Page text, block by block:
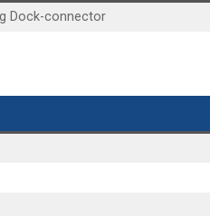
Dock-connector